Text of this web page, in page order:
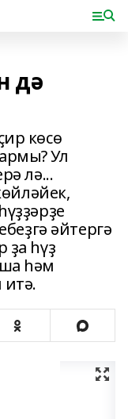
дә
көсө
Ул
лә...
әйтергә
ҙа һүҙ
һәм
итә.